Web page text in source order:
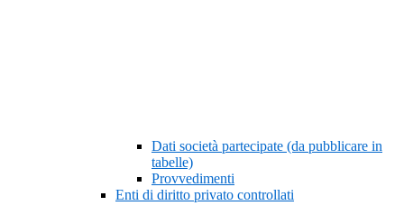
Dati società partecipate (da pubblicare in
tabelle)
Provvedimenti
Enti di diritto privato controllati